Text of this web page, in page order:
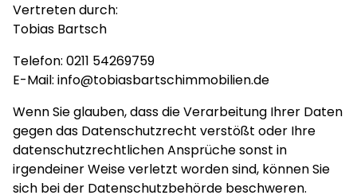
Vertreten durch:
Tobias Bartsch
Telefon: 0211 54269759
E-Mail: info@tobiasbartschimmobilien.de
Wenn Sie glauben, dass die Verarbeitung Ihrer Daten
gegen das Datenschutzrecht verstößt oder Ihre
datenschutzrechtlichen Ansprüche sonst in
irgendeiner Weise verletzt worden sind, können Sie
sich bei der Datenschutzbehörde beschweren.